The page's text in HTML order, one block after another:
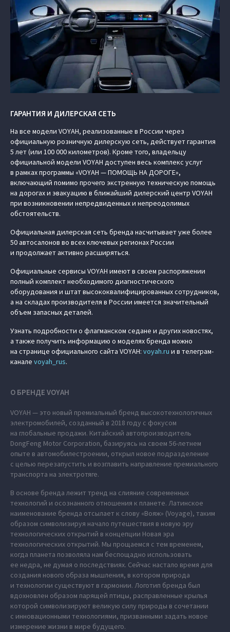
ГАРАНТИЯ И ДИЛЕРСКАЯ СЕТЬ
На все модели VOYAH, реализованные в России через
официальную розничную дилерскую сеть, действует гарантия
5 лет (или 100 000 километров). Кроме того, владельцу
официальной модели VOYAH доступен весь комплекс услуг
в рамках программы «VOYAH — ПОМОЩЬ НА ДОРОГЕ»,
включающий помимо прочего экстренную техническую помощь
на дорогах и эвакуацию в ближайший дилерский центр VOYAH
при возникновении непредвиденных и непреодолимых
обстоятельств.
Официальная дилерская сеть бренда насчитывает уже более
50 автосалонов во всех ключевых регионах России
и продолжает активно расширяться.
Официальные сервисы VOYAH имеют в своем распоряжении
полный комплект необходимого диагностического
оборудования и штат высококвалифицированных сотрудников,
а на складах производителя в России имеется значительный
объем запасных деталей.
Узнать подробности о флагманском седане и других новостях,
а также получить информацию о моделях бренда можно
на странице официального сайта VOYAH: voyah.ru и в телеграм-
канале voyah_rus.
О БРЕНДЕ VOYAH
VOYAH — это новый премиальный бренд высокотехнологичных
электромобилей, созданный в 2018 году с фокусом
на глобальные продажи. Китайский автопроизводитель
DongFeng Motor Corporation, базируясь на своем 56-летнем
опыте в автомобилестроении, открыл новое подразделение
с целью перезапустить и возглавить направление премиального
транспорта на электротяге.
В основе бренда лежит тренд на слияние современных
технологий и осознанного отношения к планете. Латинское
наименование бренда отсылает к слову «Вояж» (Voyage), таким
образом символизируя начало путешествия в новую эру
технологических открытий в концепции Новая эра
технологических открытий. Мы прощаемся с тем временем,
когда планета позволяла нам беспощадно использовать
ее недра, не думая о последствиях. Сейчас настало время для
создания нового образа мышления, в котором природа
и технологии существуют в гармонии. Логотип бренда был
вдохновлен образом парящей птицы, расправленные крылья
которой символизируют великую силу природы в сочетании
с инновационными технологиями, призванными задать новое
измерение жизни в мире будущего.